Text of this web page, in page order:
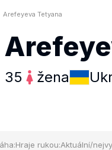
Arefeyeva Tetyana
35 žena
Hraje rukou:Aktuální/